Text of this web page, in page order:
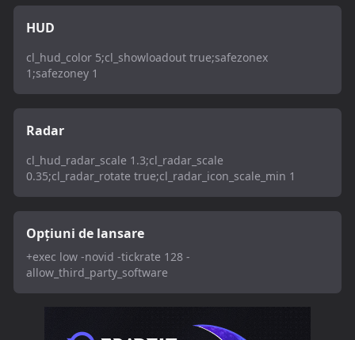
HUD
cl_hud_color 5;cl_showloadout true;safezonex
1;safezoney 1
Radar
cl_hud_radar_scale 1.3;cl_radar_scale
0.35;cl_radar_rotate true;cl_radar_icon_scale_min 1
Opțiuni de lansare
+exec low -novid -tickrate 128 -
allow_third_party_software